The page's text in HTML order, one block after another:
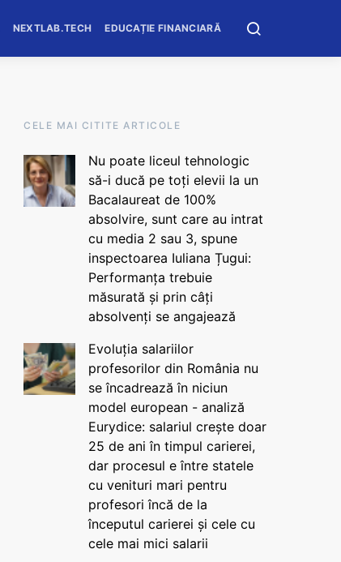
NEXTLAB.TECH EDUCAȚIE FINANCIARĂ
CELE MAI CITITE ARTICOLE
Nu poate liceul tehnologic
să-i ducă pe toți elevii la un
Bacalaureat de 100%
absolvire, sunt care au intrat
cu media 2 sau 3, spune
inspectoarea Iuliana Țugui:
Performanța trebuie
măsurată și prin câți
absolvenți se angajează
Evoluția salariilor
profesorilor din România nu
se încadrează în niciun
model european - analiză
Eurydice: salariul crește doar
25 de ani în timpul carierei,
dar procesul e între statele
cu venituri mari pentru
profesori încă de la
începutul carierei și cele cu
cele mai mici salarii